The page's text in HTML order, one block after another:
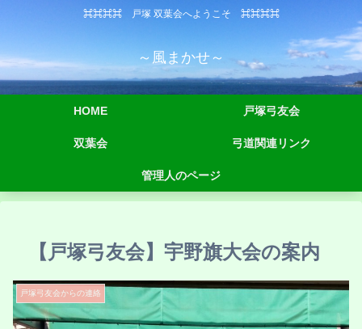
⌘⌘⌘⌘ 戸塚 双葉会へようこそ ⌘⌘⌘⌘
～風まかせ～
HOME 戸塚弓友会
双葉会 弓道関連リンク
管理人のページ
【戸塚弓友会】宇野旗大会の案内
戸塚弓友会からの連絡